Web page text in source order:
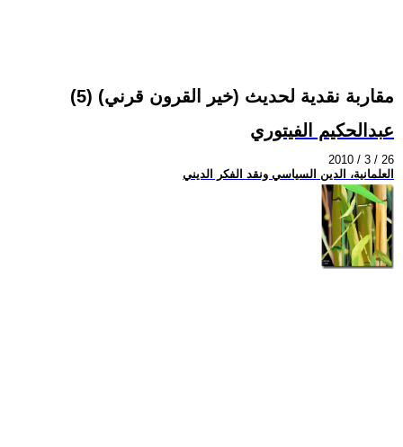
مقاربة نقدية لحديث (خير القرون قرني) (5)
عبدالحكيم الفيتوري
2010 / 3 / 26
العلمانية، الدين السياسي ونقد الفكر الديني